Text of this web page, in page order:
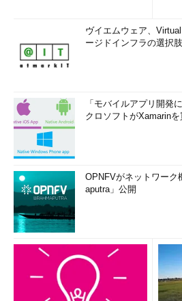
ヴイエムウェア、
ージドインフラの選択
「モバイルアプリ開
クロソフトがXamarin
OPNFVがネットワーク
aputra」公開